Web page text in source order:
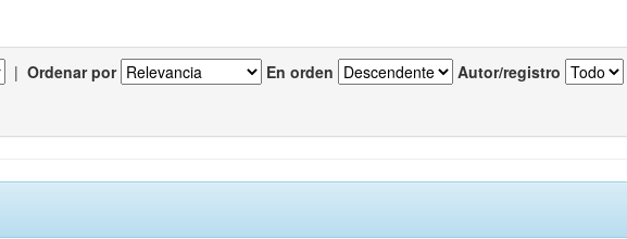
| Ordenar por En orden Autor/registro